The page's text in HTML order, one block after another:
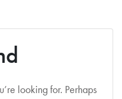
looking for. Perhaps